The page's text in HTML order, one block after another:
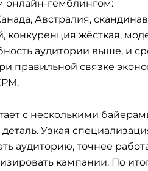
онлайн-гемблингом:
Австралия,
конкуренция жёсткая,
аудитории выше, и
правильной связке
с несколькими
Узкая
аудиторию, точнее
кампании. По